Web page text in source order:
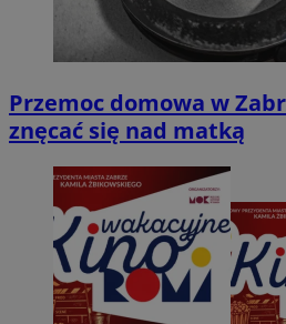
Przemoc domowa w
znęcać się nad matką